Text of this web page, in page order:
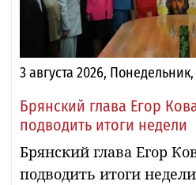
3 августа 2026, Понедельник,
Брянский глава Егор
подводить итоги недели
Брянский глава Егор
подводить итоги